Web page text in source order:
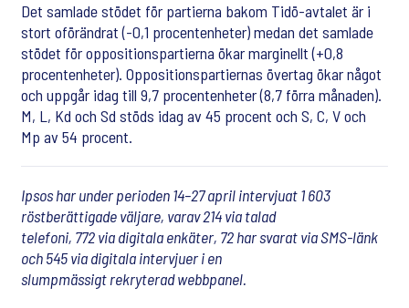
Det samlade stödet för partierna bakom Tidö-avtalet är i
stort oförändrat (-0,1 procentenheter) medan det samlade
stödet för oppositionspartierna ökar marginellt (+0,8
procentenheter). Oppositionspartiernas övertag ökar något
och uppgår idag till 9,7 procentenheter (8,7 förra månaden).
M, L, Kd och Sd stöds idag av 45 procent och S, C, V och
Mp av 54 procent.
Ipsos har under perioden 14–27 april intervjuat 1 603
röstberättigade väljare, varav 214 via talad
telefoni, 772 via digitala enkäter, 72 har svarat via SMS-länk
och 545 via digitala intervjuer i en
slumpmässigt rekryterad webbpanel.